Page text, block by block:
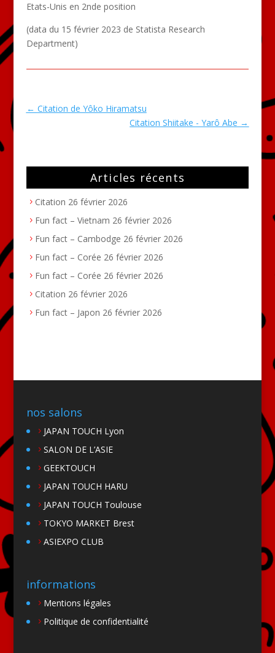
Etats-Unis en 2nde position
(data du 15 février 2023 de Statista Research
Department)
← Citation de Yôko Hiramatsu
Citation Shiitake - Yarô Abe →
Articles récents
Citation 26 février 2026
Fun fact – Vietnam 26 février 2026
Fun fact – Cambodge 26 février 2026
Fun fact – Corée 26 février 2026
Fun fact – Corée 26 février 2026
Citation 26 février 2026
Fun fact – Japon 26 février 2026
nos salons
JAPAN TOUCH Lyon
SALON DE L’ASIE
GEEKTOUCH
JAPAN TOUCH HARU
JAPAN TOUCH Toulouse
TOKYO MARKET Brest
ASIEXPO CLUB
informations
Mentions légales
Politique de confidentialité